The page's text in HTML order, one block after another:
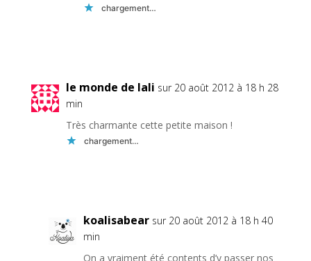
chargement…
le monde de lali sur 20 août 2012 à 18 h 28
min
Très charmante cette petite maison !
chargement…
koalisabear sur 20 août 2012 à 18 h 40
min
On a vraiment été contents d’y passer nos